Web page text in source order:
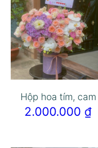
Hộp hoa tím, cam
2.000.000 ₫